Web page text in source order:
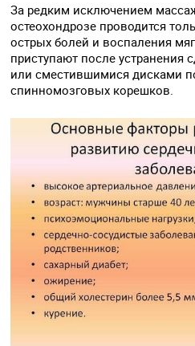
За редким исключением
остеохондрозе проводится
острых болей и воспаления
приступают после устранения
или сместившимися дисками
спинномозговых корешков.